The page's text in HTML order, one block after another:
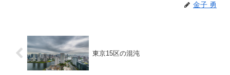
金子 勇
東京15区の混沌